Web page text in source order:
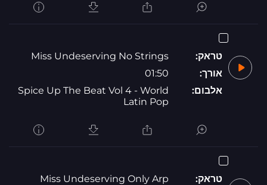
טראק:
Miss Undeserving No Strings
אורך:
01:50
אלבום:
Spice Up The Beat Vol 4 - World
Latin Pop
טראק:
Miss Undeserving Only Arp